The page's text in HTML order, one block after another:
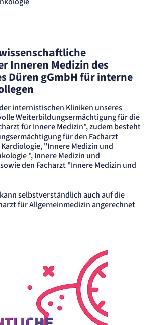
Inneren Medizin des
Düren gGmbH für interne
internistischen Kliniken unseres
Weiterbildungsermächtigung für die
für Innere Medizin", zudem besteht
für den Facharzt
"Innere Medizin und
", Innere Medizin und
den Facharzt "Innere Medizin und
selbstverständlich auch auf die
für Allgemeinmedizin angerechnet